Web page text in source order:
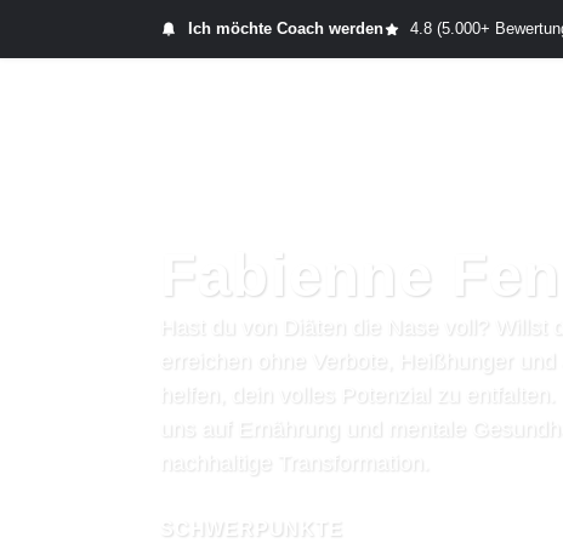
Ich möchte Coach werden 4.8 (5.000+
Fabienne
Hast du von Diäten die Nase voll?
erreichen ohne Verbote, Heißhunger
helfen, dein volles Potenzial zu
uns auf Ernährung und mentale
nachhaltige Transformation.
SCHWERPUNKTE